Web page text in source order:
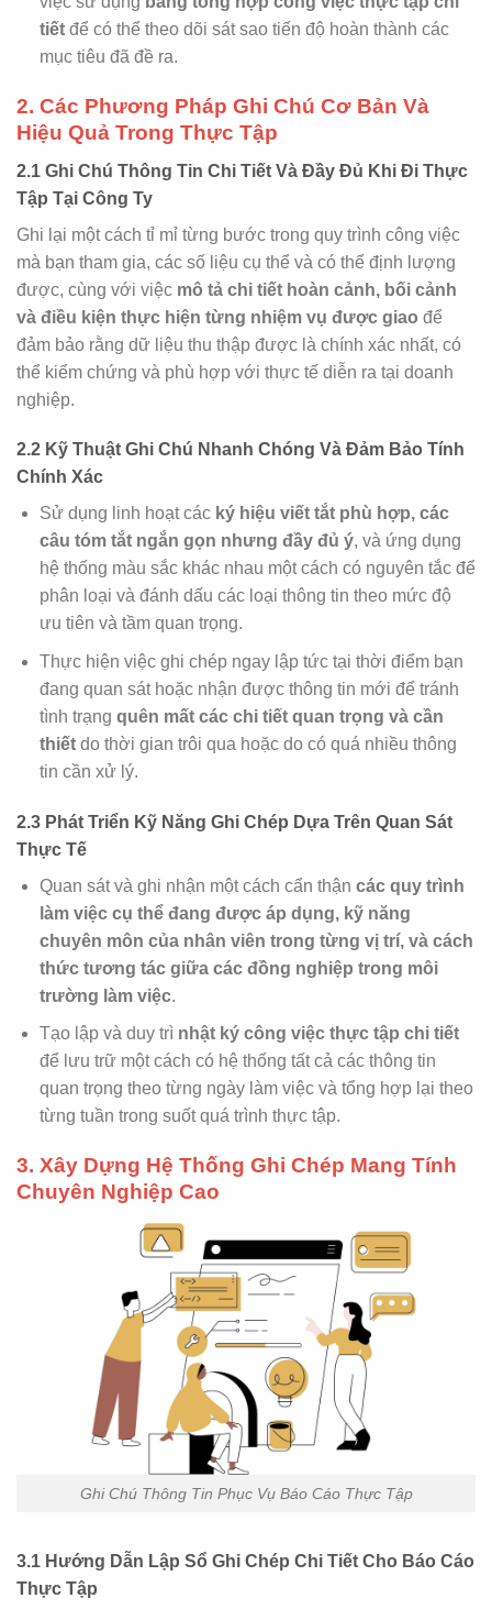
tiếtđể có thể theo dõi sát sao tiến độ hoàn thành các
mục tiêu đã đề ra.
2. Các Phương Pháp Ghi Chú Cơ Bản Và
Hiệu Quả Trong Thực Tập
2.1 Ghi Chú Thông Tin Chi Tiết Và Đầy Đủ Khi Đi Thực
Tập Tại Công Ty
Ghi lại một cách tỉ mỉ từng bước trong quy trình công việc
mà bạn tham gia, các số liệu cụ thể và có thể định lượng
được, cùng với việc mô tả chi tiết hoàn cảnh, bối cảnh
và điều kiện thực hiện từng nhiệm vụ được giao để
đảm bảo rằng dữ liệu thu thập được là chính xác nhất, có
thể kiểm chứng và phù hợp với thực tế diễn ra tại doanh
nghiệp.
2.2 Kỹ Thuật Ghi Chú Nhanh Chóng Và Đảm Bảo Tính
Chính Xác
Sử dụng linh hoạt các ký hiệu viết tắt phù hợp, các
câu tóm tắt ngắn gọn nhưng đầy đủ ý, và ứng dụng
hệ thống màu sắc khác nhau một cách có nguyên tắc để
phân loại và đánh dấu các loại thông tin theo mức độ
ưu tiên và tầm quan trọng.
Thực hiện việc ghi chép ngay lập tức tại thời điểm bạn
đang quan sát hoặc nhận được thông tin mới để tránh
tình trạng quên mất các chi tiết quan trọng và cần
thiếtdo thời gian trôi qua hoặc do có quá nhiều thông
tin cần xử lý.
2.3 Phát Triển Kỹ Năng Ghi Chép Dựa Trên Quan Sát
Thực Tế
Quan sát và ghi nhận một cách cẩn thận các quy trình
làm việc cụ thể đang được áp dụng, kỹ năng
chuyên môn của nhân viên trong từng vị trí, và cách
thức tương tác giữa các đồng nghiệp trong môi
trường làm việc.
Tạo lập và duy trì nhật ký công việc thực tập chi tiết
để lưu trữ một cách có hệ thống tất cả các thông tin
quan trọng theo từng ngày làm việc và tổng hợp lại theo
từng tuần trong suốt quá trình thực tập.
3. Xây Dựng Hệ Thống Ghi Chép Mang Tính
Chuyên Nghiệp Cao
Ghi Chú Thông Tin Phục Vụ Báo Cáo Thực Tập
3.1 Hướng Dẫn Lập Sổ Ghi Chép Chi Tiết Cho Báo Cáo
Thực Tập